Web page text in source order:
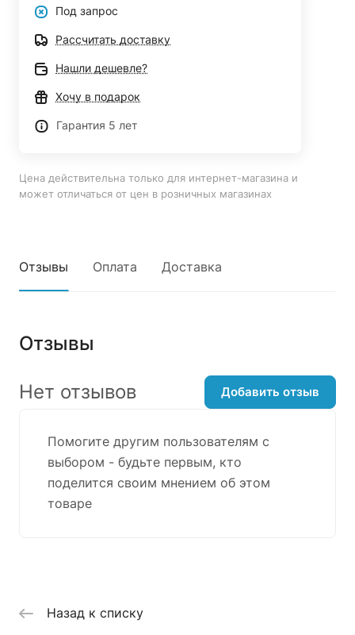
Под запрос
Рассчитать доставку
Нашли дешевле?
Хочу в подарок
Гарантия 5 лет
Цена действительна только для интернет-магазина и
может отличаться от цен в розничных магазинах
Отзывы Оплата Доставка
Отзывы
Помогите другим пользователям с
выбором - будьте первым, кто
поделится своим мнением об этом
товаре
Нет отзывов Добавить отзыв
Назад к списку